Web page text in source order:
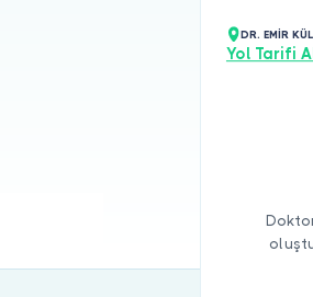
DR. EMİR
Yol Tarifi